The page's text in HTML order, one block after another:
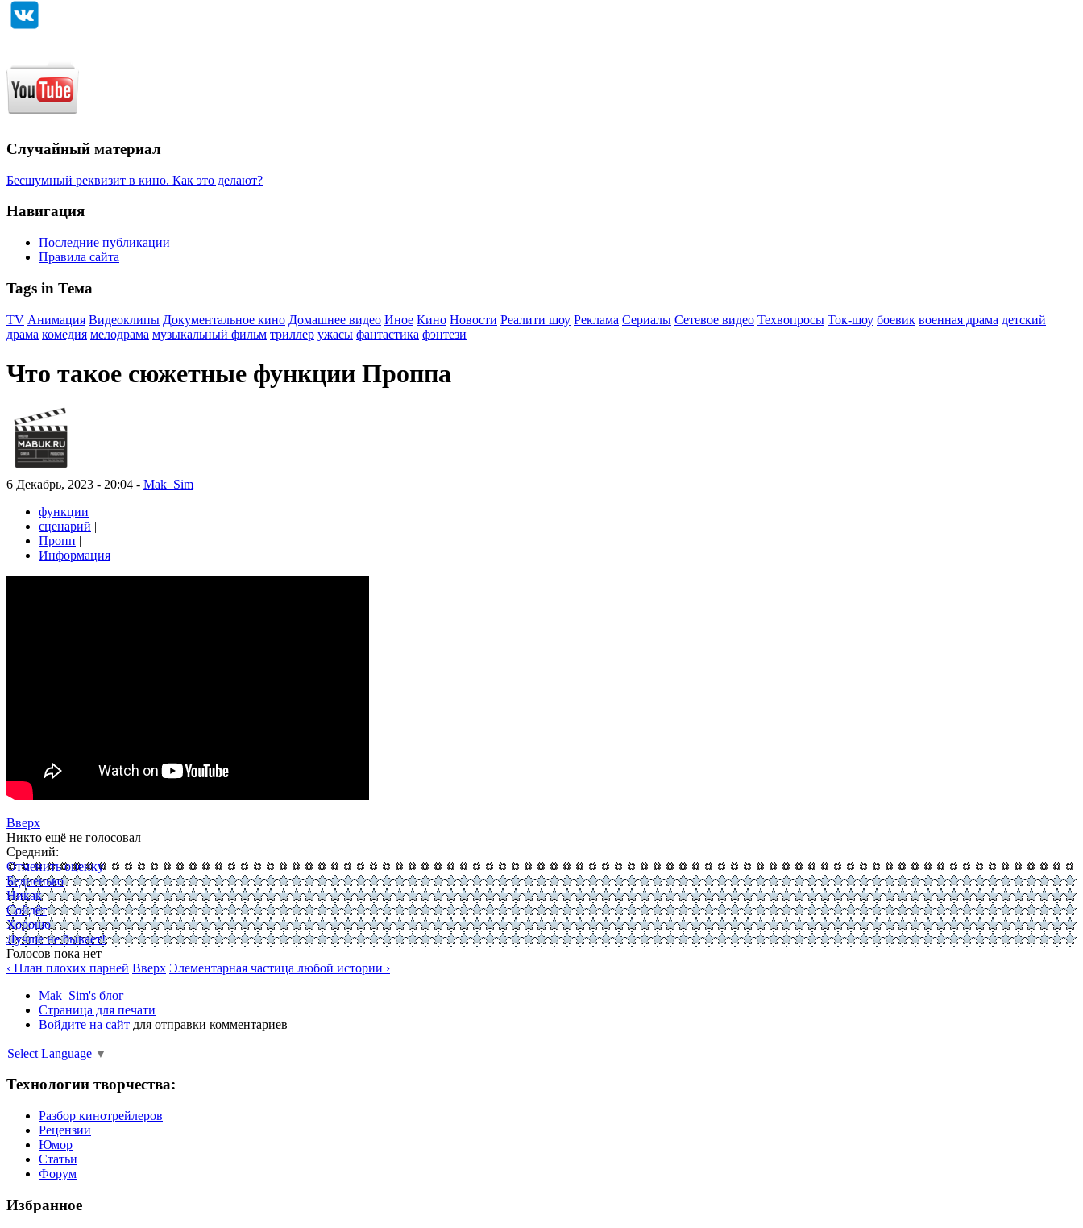
Случайный материал
Бесшумный реквизит в кино. Как это делают?
Навигация
Последние публикации
Правила сайта
Tags in Тема
TV Анимация Видеоклипы Документальное кино Домашнее видео Иное Кино Новости Реалити шоу Реклама Сериалы Сетевое видео Техвопросы Ток-шоу боевик военная драма детский
драма комедия мелодрама музыкальный фильм триллер ужасы фантастика фэнтези
Что такое сюжетные функции Проппа
6 Декабрь, 2023 - 20:04 - Mak_Sim
функции |
сценарий |
Пропп |
Информация
Вверх
Никто ещё не голосовал
Средний:
Отменить оценку
Бедненько
Никак
Сойдёт
Хорошо
Лучше не бывает!
Голосов пока нет
‹ План плохих парней Вверх Элементарная частица любой истории ›
Mak_Sim's блог
Страница для печати
Войдите на сайт для отправки комментариев
Select Language ▼
Технологии творчества:
Разбор кинотрейлеров
Рецензии
Юмор
Статьи
Форум
Избранное